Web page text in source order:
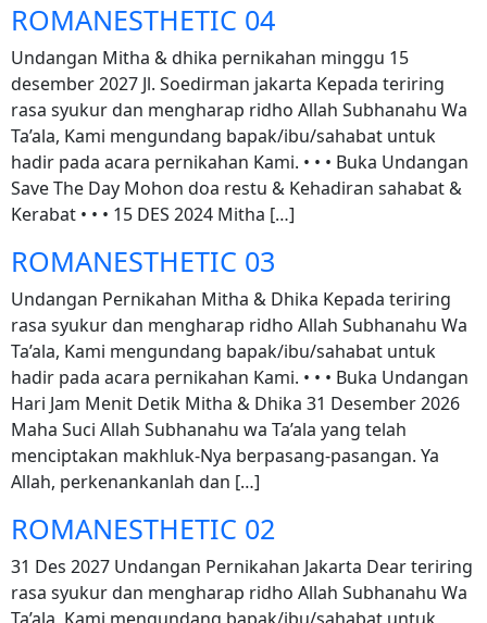
ROMANESTHETIC 04
Undangan Mitha & dhika pernikahan minggu 15
desember 2027 Jl. Soedirman jakarta Kepada teriring
rasa syukur dan mengharap ridho Allah Subhanahu Wa
Ta’ala, Kami mengundang bapak/ibu/sahabat untuk
hadir pada acara pernikahan Kami. • • • Buka Undangan
Save The Day Mohon doa restu & Kehadiran sahabat &
Kerabat • • • 15 DES 2024 Mitha […]
ROMANESTHETIC 03
Undangan Pernikahan Mitha & Dhika Kepada teriring
rasa syukur dan mengharap ridho Allah Subhanahu Wa
Ta’ala, Kami mengundang bapak/ibu/sahabat untuk
hadir pada acara pernikahan Kami. • • • Buka Undangan
Hari Jam Menit Detik Mitha & Dhika 31 Desember 2026
Maha Suci Allah Subhanahu wa Ta’ala yang telah
menciptakan makhluk-Nya berpasang-pasangan. Ya
Allah, perkenankanlah dan […]
ROMANESTHETIC 02
31 Des 2027 Undangan Pernikahan Jakarta Dear teriring
rasa syukur dan mengharap ridho Allah Subhanahu Wa